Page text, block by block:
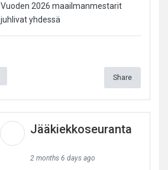
Vuoden 2026 maailmanmestarit
juhlivat yhdessä
Share
Jääkiekkoseuranta
2 months 6 days ago